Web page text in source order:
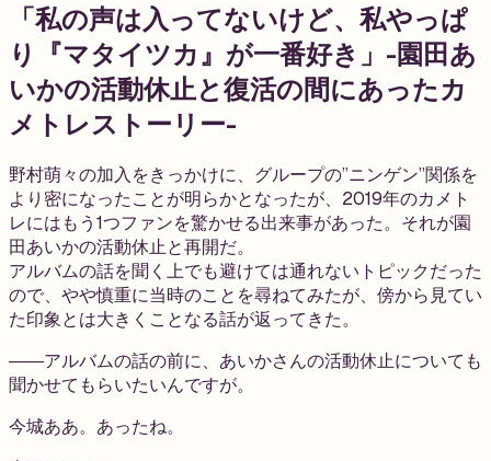
「私の声は入ってないけど、私やっぱ
り『マタイツカ』が一番好き」-園田あ
いかの活動休止と復活の間にあったカ
メトレストーリー-
野村萌々の加入をきっかけに、グループの”ニンゲン”関係を
より密になったことが明らかとなったが、2019年のカメト
レにはもう1つファンを驚かせる出来事があった。それが園
田あいかの活動休止と再開だ。
アルバムの話を聞く上でも避けては通れないトピックだった
ので、やや慎重に当時のことを尋ねてみたが、傍から見てい
た印象とは大きくことなる話が返ってきた。
――アルバムの話の前に、あいかさんの活動休止についても
聞かせてもらいたいんですが。
今城ああ。あったね。